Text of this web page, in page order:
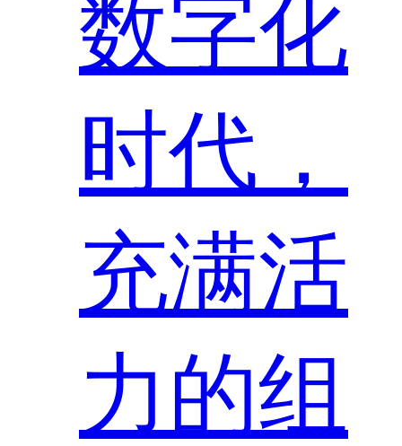
数字化
时代，
充满活
力的组